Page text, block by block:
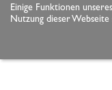
Einige Funktionen
Nutzung dieser